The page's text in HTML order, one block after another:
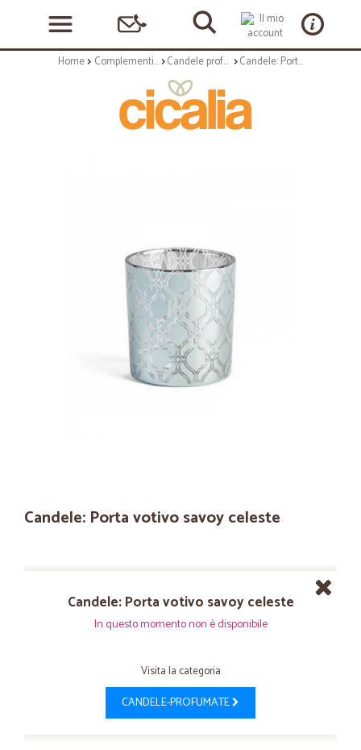
Home Complementi arredo Candele profumate Candele: Porta votivo savoy celeste
Candele: Porta votivo savoy celeste
Candele: Porta votivo savoy celeste
In questo momento non è disponibile
Visita la categoria
CANDELE-PROFUMATE